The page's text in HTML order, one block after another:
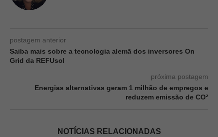
postagem anterior
Saiba mais sobre a tecnologia alemã dos inversores On
Grid da REFUsol
próxima postagem
Energias alternativas geram 1 milhão de empregos e
reduzem emissão de CO²
NOTÍCIAS RELACIONADAS